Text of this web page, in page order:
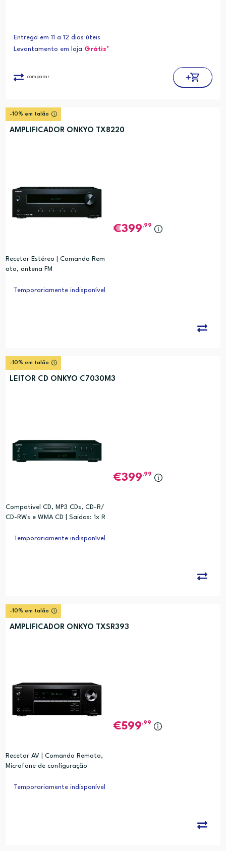
Entrega em 11 a 12 dias úteis
Levantamento em loja Grátis*
comparar
-10% em talão
AMPLIFICADOR ONKYO TX8220
Recetor Estéreo | Comando Rem
oto, antena FM
399,99
Temporariamente indisponível
-10% em talão
LEITOR CD ONKYO C7030M3
Compativel CD, MP3 CDs, CD-R/
CD-RWs e WMA CD | Saidas: 1x R
digital coaxial
399,99
Temporariamente indisponível
-10% em talão
AMPLIFICADOR ONKYO TXSR393
Recetor AV | Comando Remoto,
Microfone de configuração
599,99
Temporariamente indisponível